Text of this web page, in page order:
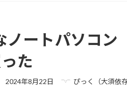
ノートパソコン
た
最
2024年8月22日 ぴっく（大須依